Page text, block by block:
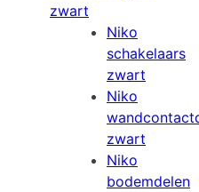
zwart
Niko
schakelaars
zwart
Niko
zwart
Niko
bodemdelen